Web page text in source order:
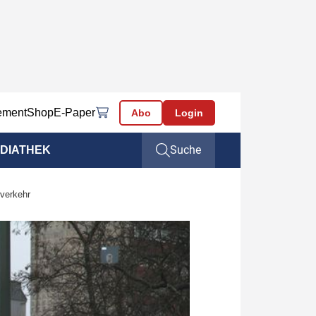
ShopE-Paper Abo Login
Suche